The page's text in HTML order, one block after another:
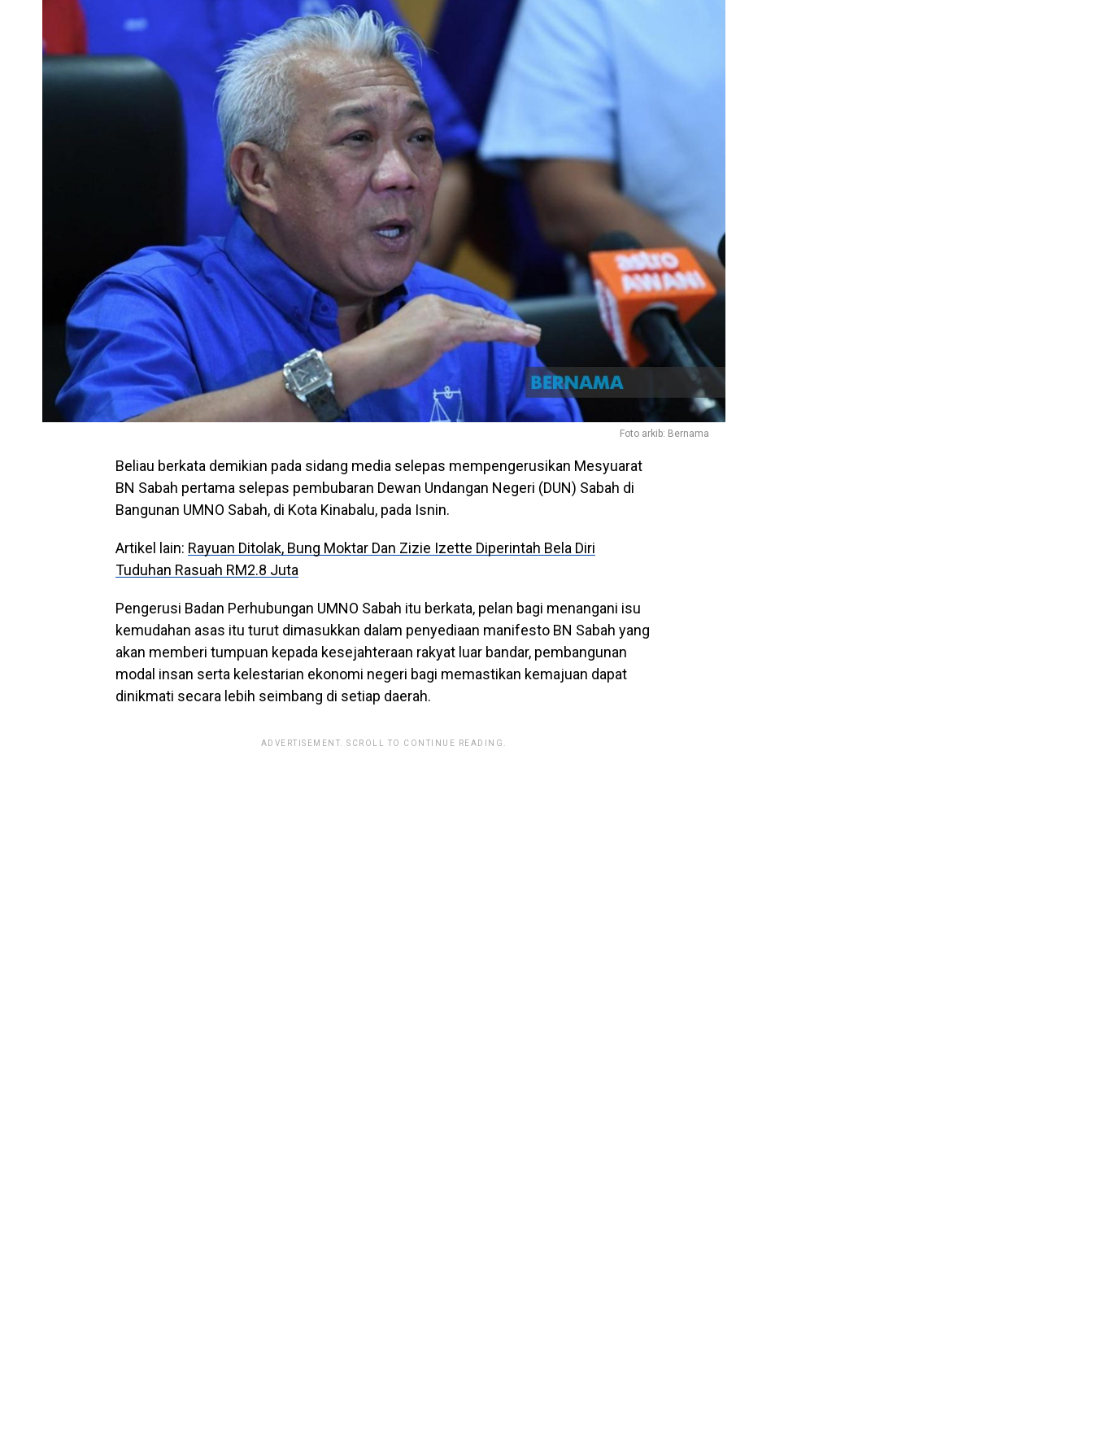
Foto arkib: Bernama
Beliau berkata demikian pada sidang media selepas mempengerusikan Mesyuarat
BN Sabah pertama selepas pembubaran Dewan Undangan Negeri (DUN) Sabah di
Bangunan UMNO Sabah, di Kota Kinabalu, pada Isnin.
Artikel lain: Rayuan Ditolak, Bung Moktar Dan Zizie Izette Diperintah Bela Diri
Tuduhan Rasuah RM2.8 Juta
Pengerusi Badan Perhubungan UMNO Sabah itu berkata, pelan bagi menangani isu
kemudahan asas itu turut dimasukkan dalam penyediaan manifesto BN Sabah yang
akan memberi tumpuan kepada kesejahteraan rakyat luar bandar, pembangunan
modal insan serta kelestarian ekonomi negeri bagi memastikan kemajuan dapat
dinikmati secara lebih seimbang di setiap daerah.
ADVERTISEMENT. SCROLL TO CONTINUE READING.